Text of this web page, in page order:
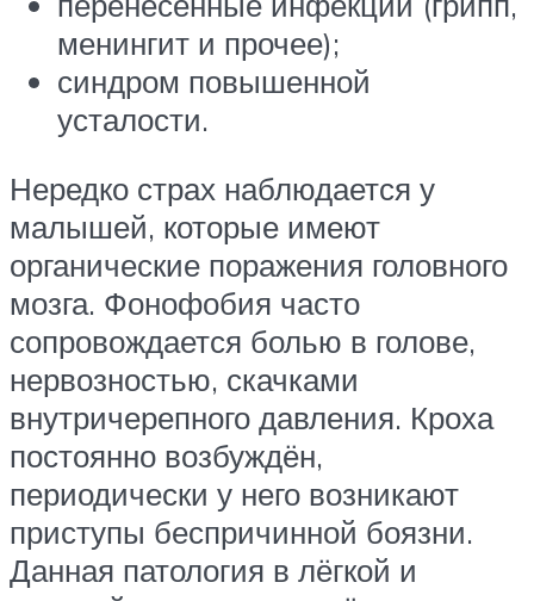
менингит и прочее);
синдром повышенной
усталости.
Нередко страх наблюдается у
малышей, которые имеют
органические поражения головного
мозга. Фонофобия часто
сопровождается болью в голове,
нервозностью, скачками
внутричерепного давления. Кроха
постоянно возбуждён,
периодически у него возникают
приступы беспричинной боязни.
Данная патология в лёгкой и